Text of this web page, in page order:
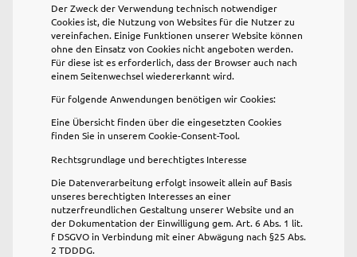
Der Zweck der Verwendung technisch notwendiger
Cookies ist, die Nutzung von Websites für die Nutzer zu
vereinfachen. Einige Funktionen unserer Website können
ohne den Einsatz von Cookies nicht angeboten werden.
Für diese ist es erforderlich, dass der Browser auch nach
einem Seitenwechsel wiedererkannt wird.
Für folgende Anwendungen benötigen wir Cookies:
Eine Übersicht finden über die eingesetzten Cookies
finden Sie in unserem Cookie-Consent-Tool.
Rechtsgrundlage und berechtigtes Interesse
Die Datenverarbeitung erfolgt insoweit allein auf Basis
unseres berechtigten Interesses an einer
nutzerfreundlichen Gestaltung unserer Website und an
der Dokumentation der Einwilligung gem. Art. 6 Abs. 1 lit.
f DSGVO in Verbindung mit einer Abwägung nach §25 Abs.
2 TDDDG.